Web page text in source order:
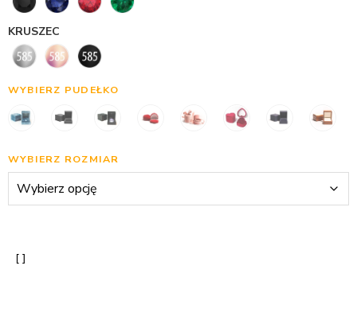
KRUSZEC
WYBIERZ PUDEŁKO
WYBIERZ ROZMIAR